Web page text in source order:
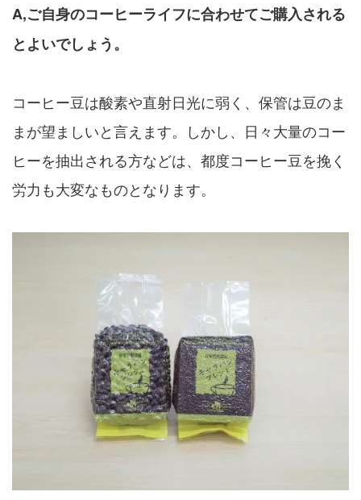
A,ご自身のコーヒーライフに合わせてご購入される
とよいでしょう。
コーヒー豆は酸素や直射日光に弱く、保管は豆のま
まが望ましいと言えます。しかし、日々大量のコー
ヒーを抽出される方などは、都度コーヒー豆を挽く
労力も大変なものとなります。